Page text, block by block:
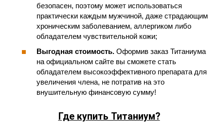
безопасен, поэтому может использоваться
практически каждым мужчиной, даже страдающим
хроническим заболеванием, аллергиком либо
обладателем чувствительной кожи;
Выгодная стоимость. Оформив заказ Титаниума
на официальном сайте вы сможете стать
обладателем высокоэффективного препарата для
увеличения члена, не потратив на это
внушительную финансовую сумму!
Где купить Титаниум?